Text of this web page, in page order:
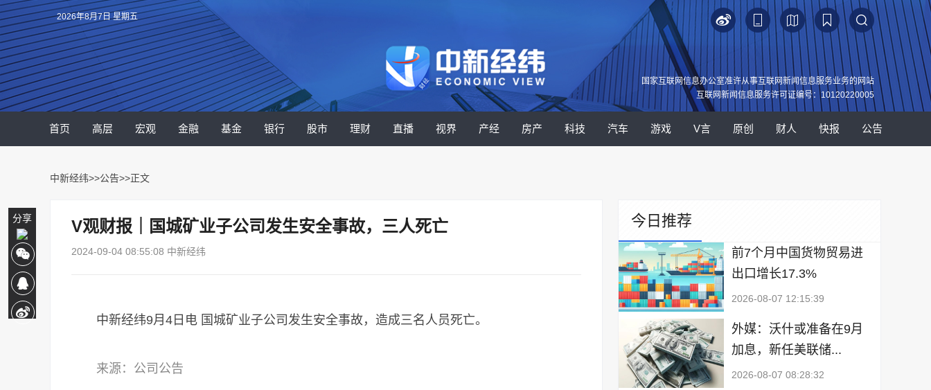
分享
2026年8月7日 星期五
国家互联网信息办公室准许从事互联网新闻信息服务业务的网站
互联网新闻信息服务许可证编号：10120220005
首页 高层 宏观 金融 基金 银行 股市 理财 直播 视界 产经 房产 科技 汽车 游戏 V言 原创 财人 快报 公告
中新经纬>>公告>>正文
V观财报｜国城矿业子公司发生安全事故，三人死亡
2024-09-04 08:55:08 中新经纬
中新经纬9月4日电 国城矿业子公司发生安全事故，造成三名人员死亡。
来源：公司公告
今日推荐
前7个月中国货物贸易进
出口增长17.3%
2026-08-07 12:15:39
外媒：沃什或准备在9月
加息，新任美联储...
2026-08-07 08:28:32